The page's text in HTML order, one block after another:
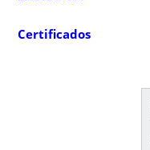
Certificados